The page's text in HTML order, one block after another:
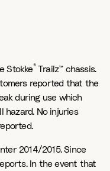
Stokke®Trailz™ chassis.
reported that the
during use which
hazard. No injuries
2014/2015. Since
In the event that